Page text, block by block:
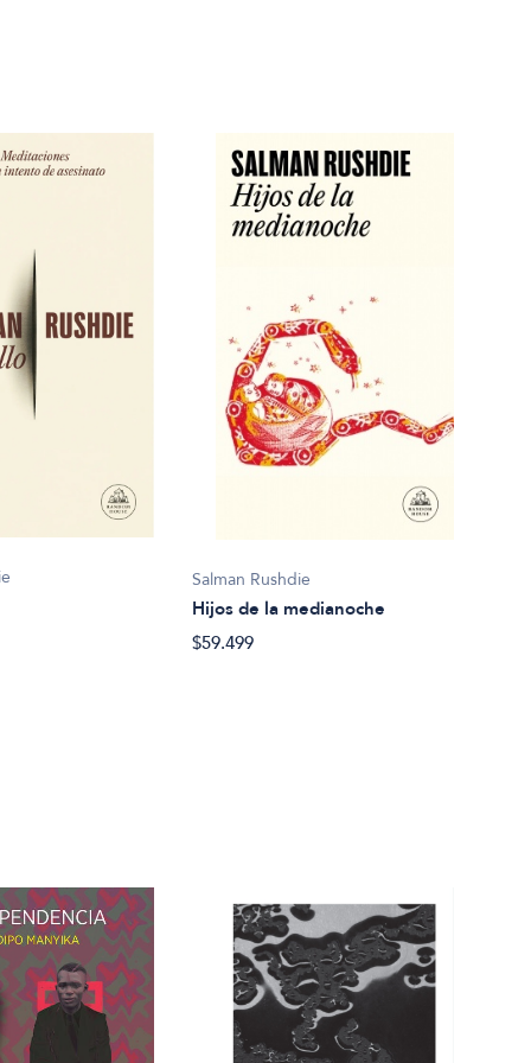
Salman Rushdie
Hijos de la medianoche
$59.499